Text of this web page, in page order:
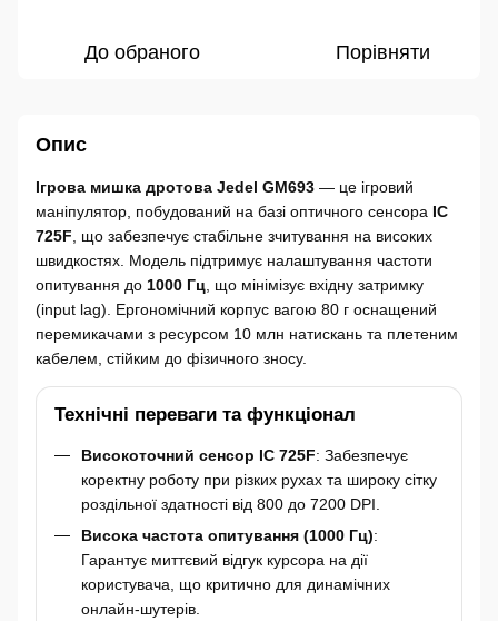
До обраного Порівняти
Опис
Ігрова мишка дротова Jedel GM693 — це ігровий
маніпулятор, побудований на базі оптичного сенсора IC
725F , що забезпечує стабільне зчитування на високих
швидкостях. Модель підтримує налаштування частоти
опитування до 1000 Гц , що мінімізує вхідну затримку
(input lag). Ергономічний корпус вагою 80 г оснащений
перемикачами з ресурсом 10 млн натискань та плетеним
кабелем, стійким до фізичного зносу.
Технічні переваги та функціонал
Високоточний сенсор IC 725F: Забезпечує
коректну роботу при різких рухах та широку сітку
роздільної здатності від 800 до 7200 DPI.
Висока частота опитування (1000 Гц):
Гарантує миттєвий відгук курсора на дії
користувача, що критично для динамічних
онлайн-шутерів.